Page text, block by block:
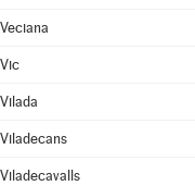
Veciana
Vic
Vilada
Viladecans
Viladecavalls